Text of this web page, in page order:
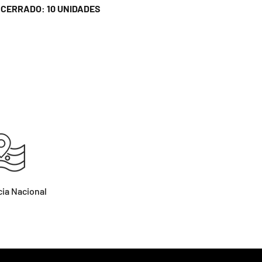
10 UNIDADES
Nacional